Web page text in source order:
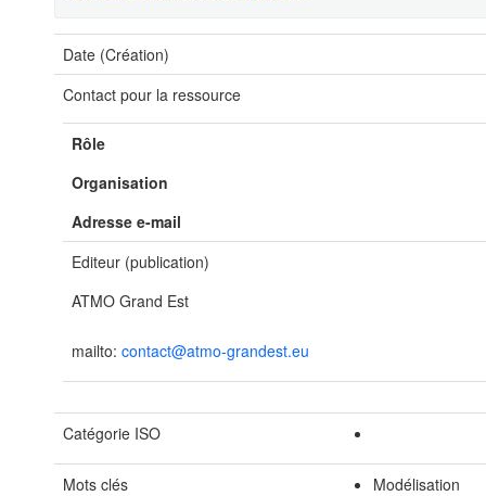
Date (Création)
Contact pour la ressource
Rôle
Organisation
Adresse e-mail
Editeur (publication)
ATMO Grand Est
mailto: contact@atmo-grandest.eu
Catégorie ISO
Mots clés
Modélisation